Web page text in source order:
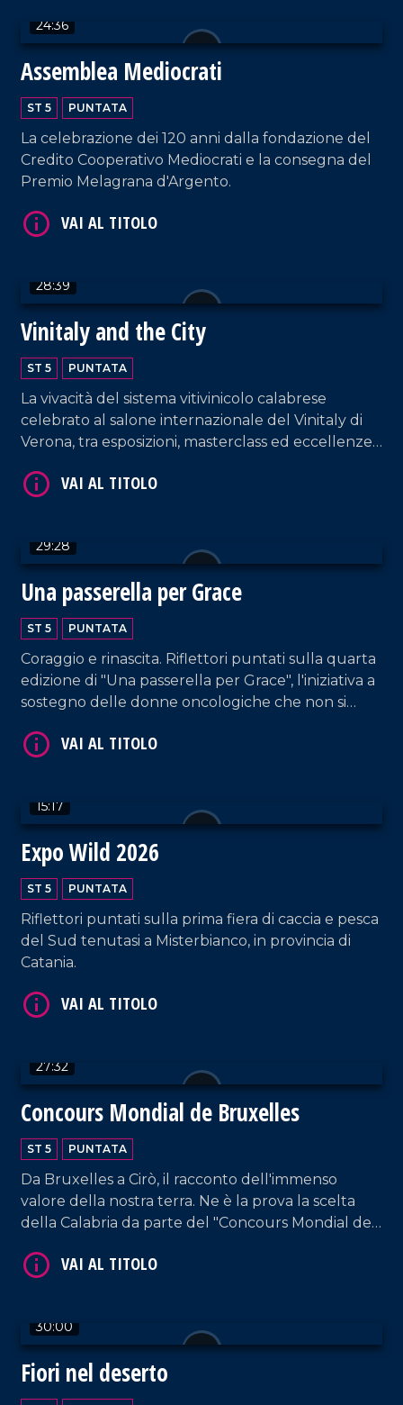
24:36
Assemblea Mediocrati
ST 5 PUNTATA
La celebrazione dei 120 anni dalla fondazione del
Credito Cooperativo Mediocrati e la consegna del
Premio Melagrana d'Argento.
28:39
Vinitaly and the City
ST 5 PUNTATA
La vivacità del sistema vitivinicolo calabrese
celebrato al salone internazionale del Vinitaly di
Verona, tra esposizioni, masterclass ed eccellenze
29:28
Una passerella per Grace
ST 5 PUNTATA
Coraggio e rinascita. Riflettori puntati sulla quarta
edizione di "Una passerella per Grace", l'iniziativa a
sostegno delle donne oncologiche che non si
il loro splendore.
15:17
Expo Wild 2026
ST 5 PUNTATA
Riflettori puntati sulla prima fiera di caccia e pesca
del Sud tenutasi a Misterbianco, in provincia di
Catania.
27:32
Concours Mondial de Bruxelles
ST 5 PUNTATA
Da Bruxelles a Cirò, il racconto dell'immenso
valore della nostra terra. Ne è la prova la scelta
della Calabria da parte del "Concours Mondial de
che ha visto la partecipazione di 20 Paesi, oltre 100
30:00
Fiori nel deserto
VAI AL TITOLO
VAI AL TITOLO
VAI AL TITOLO
VAI AL TITOLO
VAI AL TITOLO